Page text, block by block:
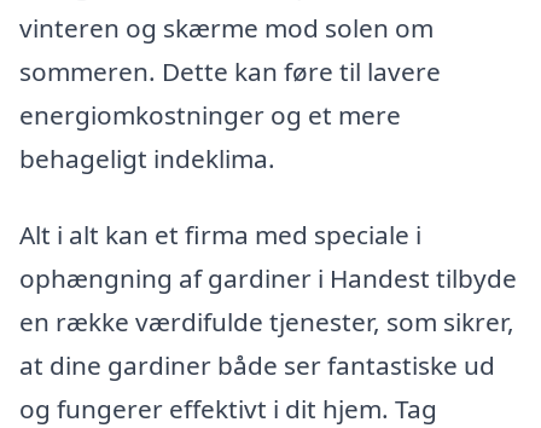
vinteren og skærme mod solen om
sommeren. Dette kan føre til lavere
energiomkostninger og et mere
behageligt indeklima.
Alt i alt kan et firma med speciale i
ophængning af gardiner i Handest tilbyde
en række værdifulde tjenester, som sikrer,
at dine gardiner både ser fantastiske ud
og fungerer effektivt i dit hjem. Tag